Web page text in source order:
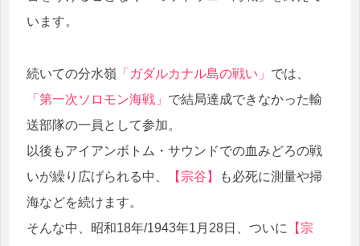
います。
続いての分水嶺 「ガダルカナル島の戦い」 では、
「第一次ソロモン海戦」 で結局達成できなかった輸
送部隊の一員として参加。
以後もアイアンボトム・サウンドでの血みどろの戦
いが繰り広げられる中、
【宗谷】
も必死に測量や掃
海などを続けます。
そんな中、昭和18年/1943年1月28日、ついに 【宗